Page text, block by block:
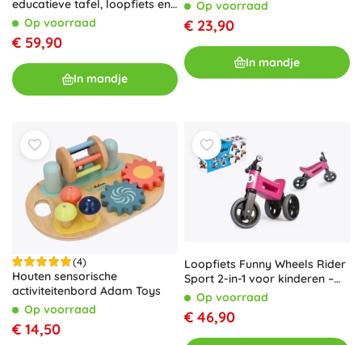
educatieve tafel, loopfiets en
step – blauw
Op voorraad
€ 59,90
In mandje
Op voorraad
€ 23,90
In mandje
(4)
Houten sensorische
activiteitenbord Adam Toys
Op voorraad
€ 14,50
Loopfiets Funny Wheels Rider
Sport 2-in-1 voor kinderen –
RozeOp voorraad
€ 46,90